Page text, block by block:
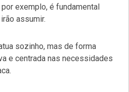
exemplo, é fundamental
assumir.
sozinho, mas de forma
e centrada nas necessidades